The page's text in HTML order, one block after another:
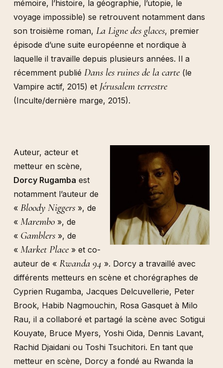
mémoire, l’histoire, la géographie, l’utopie, le
voyage impossible) se retrouvent notamment dans
son troisième roman, La Ligne des glaces, premier
épisode d’une suite européenne et nordique à
laquelle il travaille depuis plusieurs années. Il a
récemment publié Dans les ruines de la carte(le
Vampire actif, 2015) et Jérusalem terrestre
(Inculte/dernière marge, 2015).
Auteur, acteur et
metteur en scène,
Dorcy Rugamba est
notamment l’auteur de
« Bloody Niggers», de
« Marembo», de
«Gamblers», de
« Market Place» et co-
auteur de «Rwanda 94 ». Dorcy a travaillé avec
différents metteurs en scène et chorégraphes de
Cyprien Rugamba, Jacques Delcuvellerie, Peter
Brook, Habib Nagmouchin, Rosa Gasquet à Milo
Rau, il a collaboré et partagé la scène avec Sotigui
Kouyate, Bruce Myers, Yoshi Oida, Dennis Lavant,
Rachid Djaidani ou Toshi Tsuchitori. En tant que
metteur en scène, Dorcy a fondé au Rwanda la